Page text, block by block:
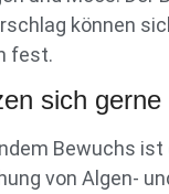
können
fest.
sich
Bewuchs
von Algen-